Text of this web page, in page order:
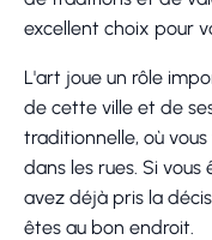
excellent choix pour
L'art joue un rôle
de cette ville et de
traditionnelle, où
dans les rues. Si
avez déjà pris la
êtes au bon endroit.